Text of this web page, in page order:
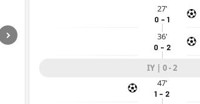
Next
27'
0 - 1
36'
0 - 2
IY | 0 - 2
47'
1 - 2